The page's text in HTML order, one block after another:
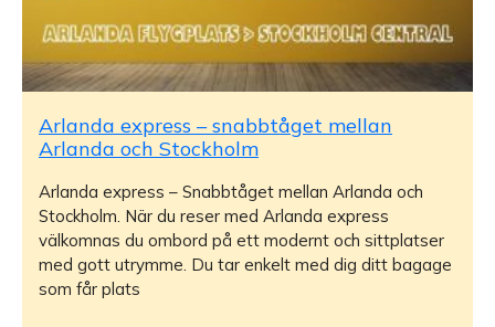
Arlanda express – snabbtåget mellan
Arlanda och Stockholm
Arlanda express – Snabbtåget mellan Arlanda och
Stockholm. När du reser med Arlanda express
välkomnas du ombord på ett modernt och sittplatser
med gott utrymme. Du tar enkelt med dig ditt bagage
som får plats